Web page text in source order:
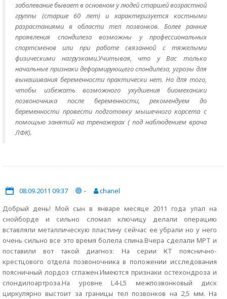
заболевание бывает в основном у людей старшей возрастной
группы (старше 60 лет) и характеризуется костными
разрастаниями в области тел позвонков. Более ранние
проявления спондилеза возможны у профессиональных
спортсменов или при работе связанной с тяжелыми
физическими нагрузками.Учитывая, что у Вас только
начальные признаки деформирующего спондилеза, угрозы для
вынашивания беременности практически нет. Но для того,
чтобы избежать возможного ухудшения биомеханики
позвоночника после беременности, рекомендуем до
беременности провести подготовку мышечного корсета с
помощью занятий на тренажерах ( под наблюдением врача
ЛФК).
08.09.2011 09:37 -
chanel
Добрый день! Мой сын в январе месяце 2011 года упал на
снойборде и сильно сломал ключицу делали операцию
вставляли металлическую пластину сейчас ее убрали но у него
очень сильно все это время болела спина.Вчера сделали МРТ и
поставили вот такой диагноз: На серии КТ пояснично-
крестцового отдела позвоночника в положении исследования
поясничный лордоз сглажен.Имеются признаки остехондроза и
спондилоартроза.На уровне L4-L5 межпозвонковый диск
циркулярно выстоит за границы тел позвонков на 2,5 мм. На